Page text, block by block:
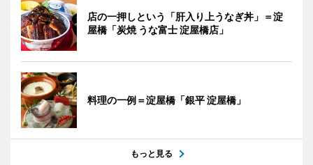
店の一押しという「肝入り上うなぎ丼」＝淀
屋橋「炭焼 うな富士 淀屋橋店」
料理の一例＝淀屋橋「銀平 淀屋橋」
もっと見る